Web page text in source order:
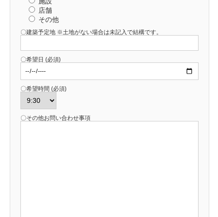
店舗
その他
〇建築予定地 ※土地がない場合は未記入で結構です。
〇希望日 (必須)
〇希望時間 (必須)
〇その他お問い合わせ事項